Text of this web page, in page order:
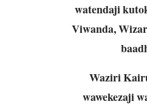
watendaji
Viwanda,
Waziri
wawekezaji